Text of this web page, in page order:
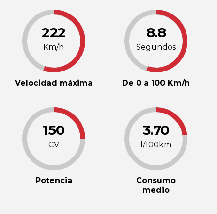
222
Km/h
Velocidad máxima
8.8
Segundos
De 0 a 100 Km/h
150
CV
Potencia
3.70
l/100km
Consumo
medio